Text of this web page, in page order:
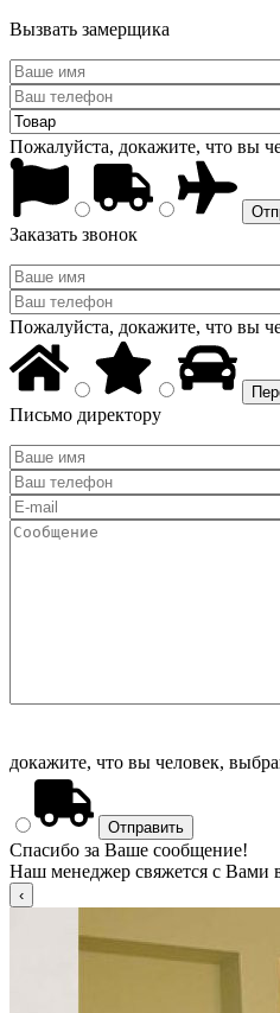
Вызвать замерщика
Пожалуйста, докажите, что вы
Заказать звонок
Пожалуйста, докажите, что вы
Письмо директору
докажите, что вы человек,
Спасибо за Ваше сообщение!
Наш менеджер свяжется с Вами